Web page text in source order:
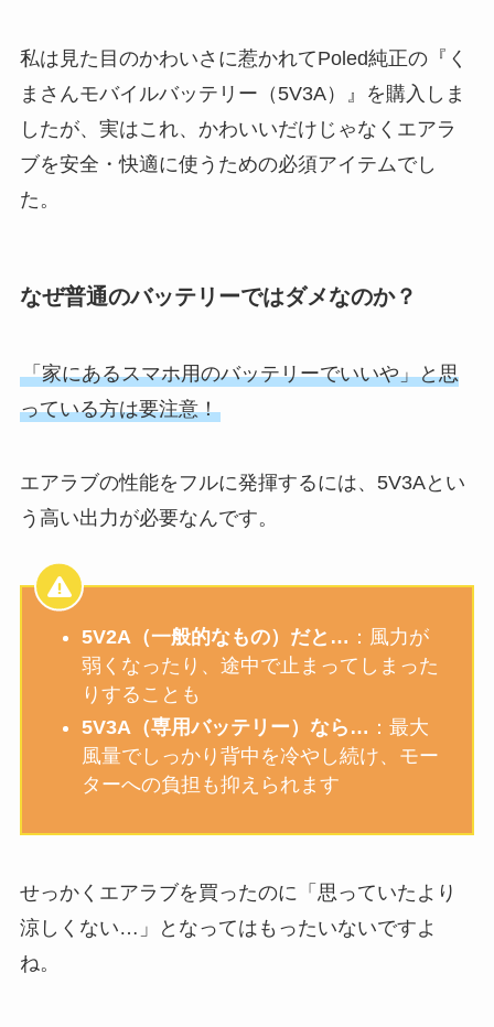
私は見た目のかわいさに惹かれてPoled純正の『く
まさんモバイルバッテリー（5V3A）』を購入しま
したが、実はこれ、かわいいだけじゃなくエアラ
ブを安全・快適に使うための必須アイテムでし
た。
なぜ普通のバッテリーではダメなのか？
「家にあるスマホ用のバッテリーでいいや」と思
っている方は要注意！
エアラブの性能をフルに発揮するには、5V3Aとい
う高い出力が必要なんです。
5V2A（一般的なもの）だと… ：風力が
弱くなったり、途中で止まってしまった
りすることも
5V3A（専用バッテリー）なら… ：最大
風量でしっかり背中を冷やし続け、モー
ターへの負担も抑えられます
せっかくエアラブを買ったのに「思っていたより
涼しくない…」となってはもったいないですよ
ね。